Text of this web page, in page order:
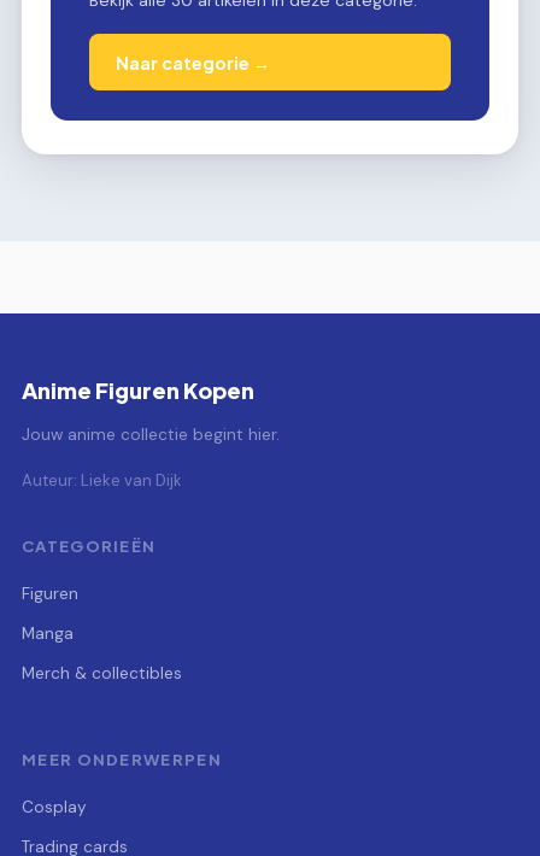
Naar categorie →
Anime Figuren Kopen
Jouw anime collectie begint hier.
Auteur: Lieke van Dijk
CATEGORIEËN
Figuren
Manga
Merch & collectibles
MEER ONDERWERPEN
Cosplay
Trading cards